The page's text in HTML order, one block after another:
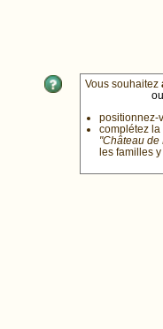
Vous souhaitez
ou
positionnez-
complétez
"Château de
les familles